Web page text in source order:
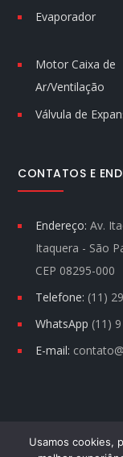
Evaporador
Motor Caixa de
Ar/Ventilação
Válvula de
CONTATOS E
Endereço: Av.
Itaquera - São
CEP 08295-000
Telefone: (11)
WhatsApp (11)
E-mail:
Usamos cookies,